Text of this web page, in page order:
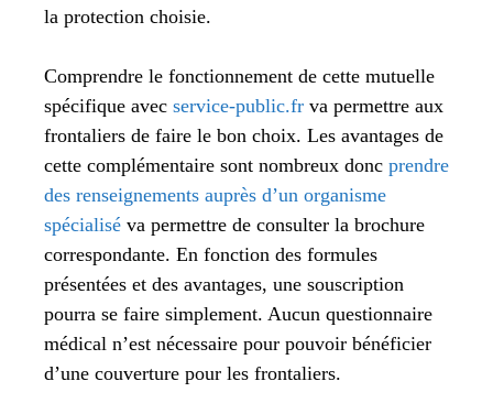
la protection choisie.
Comprendre le fonctionnement de cette mutuelle
spécifique avec service-public.fr va permettre aux
frontaliers de faire le bon choix. Les avantages de
cette complémentaire sont nombreux donc prendre
des renseignements auprès d’un organisme
spécialisé va permettre de consulter la brochure
correspondante. En fonction des formules
présentées et des avantages, une souscription
pourra se faire simplement. Aucun questionnaire
médical n’est nécessaire pour pouvoir bénéficier
d’une couverture pour les frontaliers.